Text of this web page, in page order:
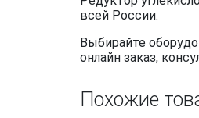
всей России.
Выбирайте
онлайн заказ,
Похожие